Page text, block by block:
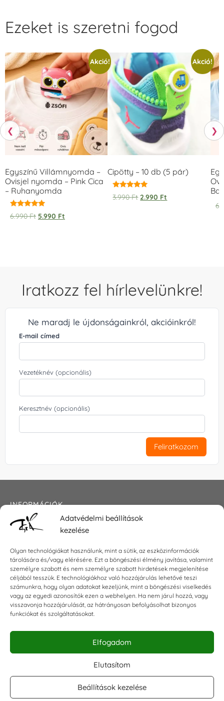
Adatvédelmi beállítások
kezelése
Olyan technológiákat használunk, mint a sütik, az eszközinformációk
tárolására és/vagy elérésére. Ezt a böngészési élmény javítása, valamint
személyre szabott és nem személyre szabott hirdetések megjelenítése
céljából tesszük. E technológiákhoz való hozzájárulás lehetővé teszi
számunkra, hogy olyan adatokat kezeljünk, mint a böngészési viselkedés
vagy az egyedi azonosítók ezen a webhelyen. Ha nem járul hozzá, vagy
visszavonja hozzájárulását, az hátrányosan befolyásolhat bizonyos
funkciókat és szolgáltatásokat.
Elfogadom
Elutasítom
Beállítások kezelése
❮
Ezeket is szeretni fogod
Akció!
Egyszínű Villámnyomda –
Ovisjel nyomda – Pink Cica
– Ruhanyomda
Értékelés:
5.00
6.990Ft 5.990 Ft
Akció!
Cipötty – 10 db (5 pár)
Értékelés:
5.00
3.990Ft 2.990 Ft
❯
Iratkozz fel hírlevelünkre!
Ne maradj le újdonságainkról, akcióinkról!
E-mail címed
Vezetéknév (opcionális)
Keresztnév (opcionális)
Feliratkozom
INFORMÁCIÓK
Általános szerződési feltételek
Impresszum
KAPCSOLAT
E-mail:shop@torokszilvi.com
Telefon: +36 30 6767872
KÖZÖSSÉGI
Facebook csoport